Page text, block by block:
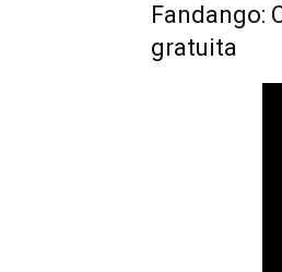
Fandango:
gratuita